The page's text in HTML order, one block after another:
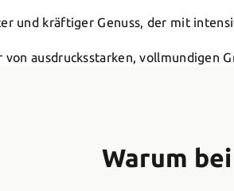
und kräftiger Genuss, der mit
ausdrucksstarken, vollmundigen
Warum